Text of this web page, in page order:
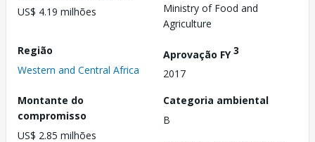
US$ 4.19 milhões
Ministry of Food and
Agriculture
Região
Western and Central Africa
Aprovação FY3
2017
Montante do
compromisso
US$ 2.85 milhões
Categoria ambiental
B